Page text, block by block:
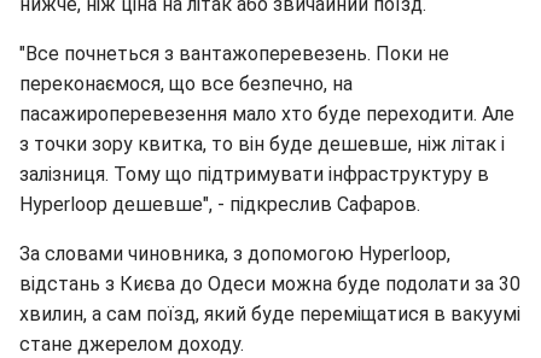
"Все почнеться з вантажоперевезень. Поки не
переконаємося, що все безпечно, на
пасажироперевезення мало хто буде переходити. Але
з точки зору квитка, то він буде дешевше, ніж літак і
залізниця. Тому що підтримувати інфраструктуру в
Hyperloop дешевше", - підкреслив Сафаров.
За словами чиновника, з допомогою Hyperloop,
відстань з Києва до Одеси можна буде подолати за 30
хвилин, а сам поїзд, який буде переміщатися в вакуумі
стане джерелом доходу.